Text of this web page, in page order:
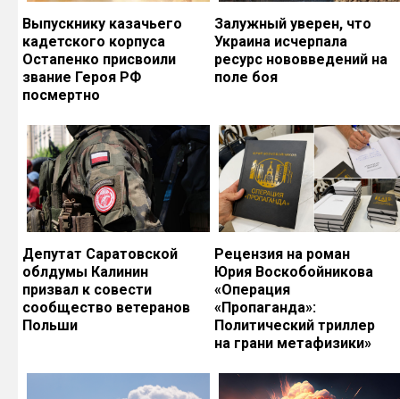
Выпускнику казачьего
кадетского корпуса
Остапенко присвоили
звание Героя РФ
посмертно
Залужный уверен, что
Украина исчерпала
ресурс нововведений на
поле боя
Депутат Саратовской
облдумы Калинин
призвал к совести
сообщество ветеранов
Польши
Рецензия на роман
Юрия Воскобойникова
«Операция
«Пропаганда»:
Политический триллер
на грани метафизики»